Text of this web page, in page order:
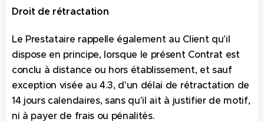
Droit de rétractation
Le Prestataire rappelle également au Client qu'il
dispose en principe, lorsque le présent Contrat est
conclu à distance ou hors établissement, et sauf
exception visée au 4.3, d'un délai de rétractation de
14 jours calendaires, sans qu'il ait à justifier de motif,
ni à payer de frais ou pénalités.